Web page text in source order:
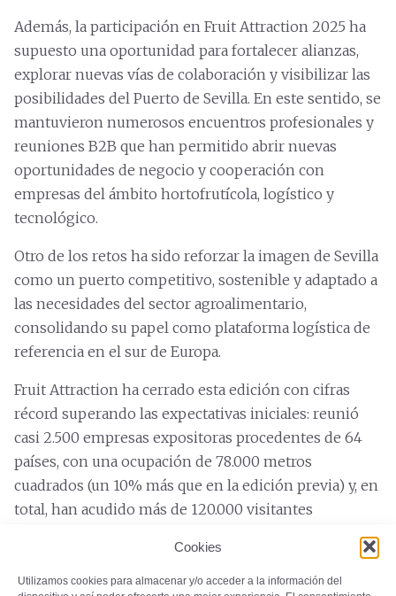
Cookies
Utilizamos cookies para almacenar y/o acceder a la información del
Además, la participación en Fruit Attraction 2025 ha
supuesto una oportunidad para fortalecer alianzas,
explorar nuevas vías de colaboración y visibilizar las
posibilidades del Puerto de Sevilla. En este sentido, se
mantuvieron numerosos encuentros profesionales y
reuniones B2B que han permitido abrir nuevas
oportunidades de negocio y cooperación con
empresas del ámbito hortofrutícola, logístico y
tecnológico.
Otro de los retos ha sido reforzar la imagen de Sevilla
como un puerto competitivo, sostenible y adaptado a
las necesidades del sector agroalimentario,
consolidando su papel como plataforma logística de
referencia en el sur de Europa.
Fruit Attraction ha cerrado esta edición con cifras
récord superando las expectativas iniciales: reunió
casi 2.500 empresas expositoras procedentes de 64
países, con una ocupación de 78.000 metros
cuadrados (un 10% más que en la edición previa) y, en
total, han acudido más de 120.000 visitantes